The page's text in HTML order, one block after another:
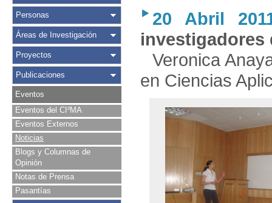
Personas
Áreas de Investigación
Proyectos
Publicaciones
Eventos
Eventos del CI²MA
Eventos Externos
Noticias
Blogs y Columnas de
Opinión
Notas de Prensa
Pasantías
20 Abril
investigadores
Veronica
en Ciencias